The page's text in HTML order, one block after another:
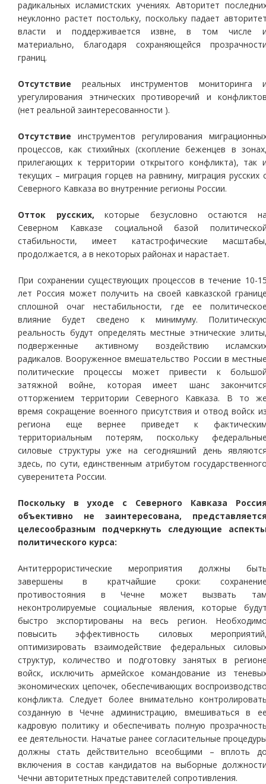
радикальных исламистских учениях. Авторитет
неуклонно растет постольку, поскольку падает
власти и поддерживается извне, в том числе
материально, благодаря сохраняющейся
границ.
Отсутствие реальных инструментов мониторинга
урегулирования этнических противоречий и
(нет реальной заинтересованности ).
Отсутствие инструментов регулирования
процессов, как стихийных (скопление беженцев в
прилегающих к территории открытого конфликта), так
текущих – миграция горцев на равнину, миграция русских
Северного Кавказа во внутренние регионы России.
Отток русских,которые безусловно остаются
Северном Кавказе социальной базой
стабильности, имеет катастрофические
продолжается, а в некоторых районах и нарастает.
При сохранении существующих процессов в течение 10-
лет Россия может получить на своей кавказской
сплошной очаг нестабильности, где ее
влияние будет сведено к минимуму.
реальность будут определять местные этнические
подверженные активному воздействию
радикалов. Вооруженное вмешательство России в
политические процессы может привести к
затяжной войне, которая имеет шанс
отторжением территории Северного Кавказа. В то
время сокращение военного присутствия и отвод войск
региона еще вернее приведет к
территориальным потерям, поскольку
силовые структуры уже на сегодняшний день
здесь, по сути, единственным атрибутом
суверенитета России.
Поскольку в уходе с Северного Кавказа
объективно не заинтересована,
целесообразным подчеркнуть следующие
политического курса:
Антитеррористические мероприятия должны
завершены в кратчайшие сроки:
противостояния в Чечне может вызвать
неконтролируемые социальные явления, которые
быстро экспортированы на весь регион.
повысить эффективность силовых
оптимизировать взаимодействие федеральных
структур, количество и подготовку занятых в
войск, исключить армейское командование из
экономических цепочек, обеспечивающих
конфликта. Следует более внимательно
созданную в Чечне администрацию, вмешиваться в
кадровую политику и обеспечивать полную
ее деятельности. Начатые ранее согласительные
должны стать действительно всеобщими – вплоть
включения в состав кандидатов на выборные
Чечни авторитетных представителей сопротивления.